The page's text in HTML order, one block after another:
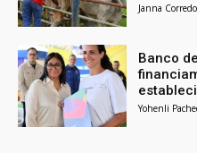
Janna
Banco
Yohenli